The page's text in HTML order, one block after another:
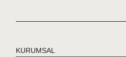
KURUMSAL